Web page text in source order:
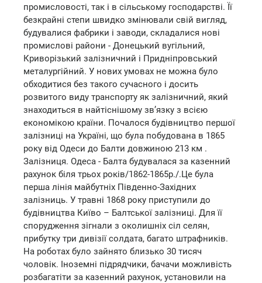
промисловості, так і в сільському господарстві. Її
безкрайні степи швидко змінювали свій вигляд,
будувалися фабрики і заводи, складалися нові
промислові райони - Донецький вугільний,
Криворізький залізничний і Придніпровський
металургійний. У нових умовах не можна було
обходитися без такого сучасного і досить
розвитого виду транспорту як залізничний, який
знаходиться в найтіснішому зв’язку з всією
економікою країни. Почалося будівництво першої
залізниці на Україні, що була побудована в 1865
року від Одеси до Балти довжиною 213 км .
Залізниця. Одеса - Балта будувалася за казенний
рахунок біля трьох років/1862-1865р./.Це була
перша лінія майбутніх Південно-Західних
залізниць. У травні 1868 року приступили до
будівництва Київо – Балтської залізниці. Для її
спорудження зігнали з околишніх сіл селян,
прибутку три дивізії солдата, багато штрафників.
На роботах було зайнято близько 30 тисяч
чоловік. Іноземні підрядчики, бачачи можливість
розбагатіти за казенний рахунок, установили на